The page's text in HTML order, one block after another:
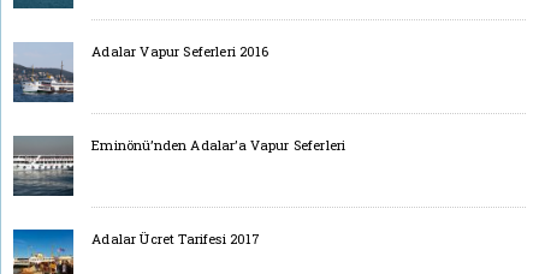
Adalar Vapur Seferleri 2016
Eminönü’nden Adalar’a Vapur Seferleri
Adalar Ücret Tarifesi 2017